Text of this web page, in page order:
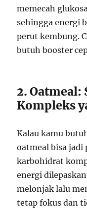
memecah
sehingga energi
perut kembung.
butuh booster
2.
Kompleks
Kalau kamu
oatmeal bisa
karbohidrat
energi
melonjak lalu
tetap fokus dan